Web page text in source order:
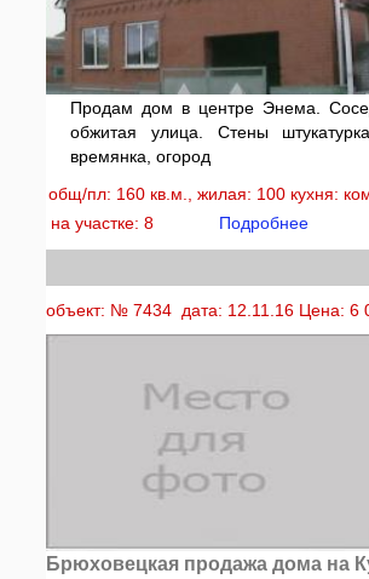
Продам дом в центре Энема.
обжитая улица. Стены
времянка, огород
общ/пл: 160 кв.м., жилая: 100 кухня:
на участке: 8
Подробнее
объект: № 7434 дата: 12.11.16 Цена: 6
Брюховецкая продажа дома на